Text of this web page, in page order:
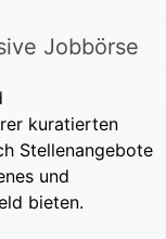
Jobbörse
kuratierten
Stellenangebote
und
bieten.